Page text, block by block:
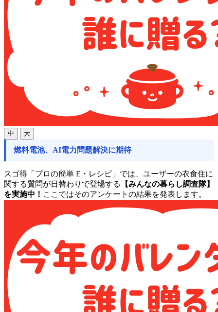
中 大
燃料電池、AI電力問題解決に期待
スゴ得「プロの簡単 E・レシピ」では、ユーザーの衣食住に
関する質問が日替わりで登場する
【みんなの暮らし調査隊】
を実施中！ ここではそのアンケートの結果を発表します。